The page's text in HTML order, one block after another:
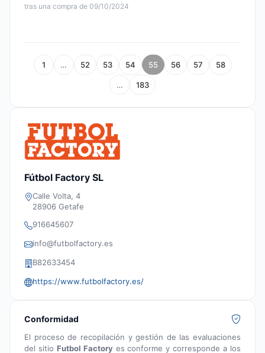
tras una compra de 09/10/2024
1 … 52 53 54 55 56 57 58
… 183
Fútbol Factory SL
Calle Volta, 4
28906 Getafe
916645607
info@futbolfactory.es
B82633454
https://www.futbolfactory.es/
Conformidad
El proceso de recopilación y gestión de las evaluaciones
del sitio Futbol Factoryes conforme y corresponde a los